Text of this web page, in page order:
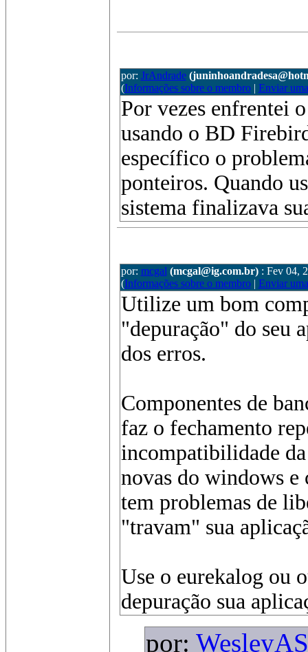
por: JrAndrade
(Informações sobre o membro| Enviar
Por vezes enfrentei
usando o BD
específico o
ponteiros. Quando
sistema finalizava
por: mcgal (mcgal@ig.com.br) : Fev 04,
(Informações sobre o membro| Enviar
Utilize um bom
"depuração" do seu
dos erros.
Componentes de
faz o fechamento
incompatibilidade
novas do windows e
tem problemas de
"travam" sua
Use o eurekalog ou
depuração sua
por: WesleyAS